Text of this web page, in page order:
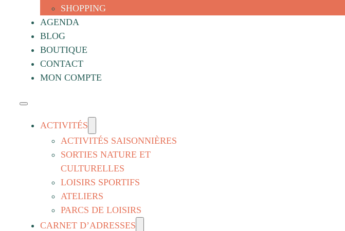
SHOPPING
AGENDA
BLOG
BOUTIQUE
CONTACT
MON COMPTE
ACTIVITÉS
ACTIVITÉS SAISONNIÈRES
SORTIES NATURE ET
CULTURELLES
LOISIRS SPORTIFS
ATELIERS
PARCS DE LOISIRS
CARNET D’ADRESSES